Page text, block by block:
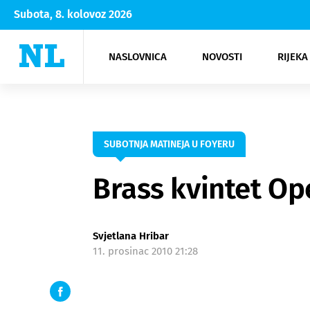
Subota, 8. kolovoz 2026
NASLOVNICA NOVOSTI
Rijeka Opatija
NK
Moda
Kultura
SUBOTNJA MATINEJA U FOYERU
Brass kvintet
Svjetlana Hribar
11. prosinac 2010 21:28